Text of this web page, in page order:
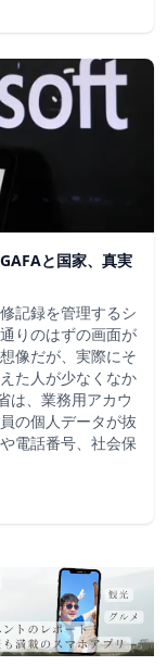
と国家、真実
記録を管理するシ
りのはずの画面が
像だが、実際にそ
た人が少なくなか
は、業務用アカウ
の個人データが抜
電話番号、社会保